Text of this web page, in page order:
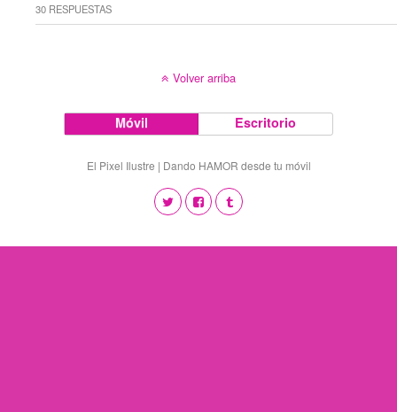
30 RESPUESTAS
Volver arriba
Móvil Escritorio
El Pixel Ilustre | Dando HAMOR desde tu móvil